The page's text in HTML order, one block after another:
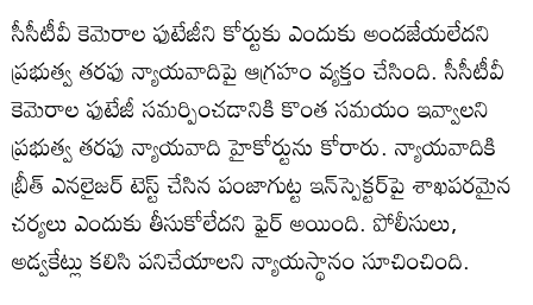
సీసీటీవీ కెమెరాల ఫుటేజీని కోర్టుకు ఎందుకు అందజేయలేదని
ప్రభుత్వ తరఫు న్యాయవాదిపై ఆగ్రహం వ్యక్తం చేసింది. సీసీటీవీ
కెమెరాల ఫుటేజీ సమర్పించడానికి కొంత సమయం ఇవ్వాలని
ప్రభుత్వ తరఫు న్యాయవాది హైకోర్టును కోరారు. న్యాయవాదికి
బ్రీత్ ఎనలైజర్ టెస్ట్ చేసిన పంజాగుట్ట ఇన్‌స్పెక్టర్‌పై శాఖపరమైన
చర్యలు ఎందుకు తీసుకోలేదని ఫైర్ అయింది. పోలీసులు,
అడ్వకేట్లు కలిసి పనిచేయాలని న్యాయస్థానం సూచించింది.